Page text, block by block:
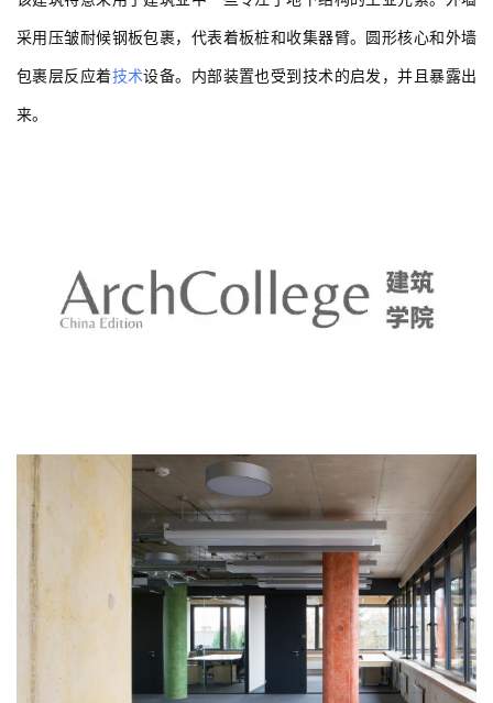
采用压皱耐候钢板包裹，代表着板桩和收集器臂。圆形核心和外墙
包裹层反应着技术设备。内部装置也受到技术的启发，并且暴露出
来。